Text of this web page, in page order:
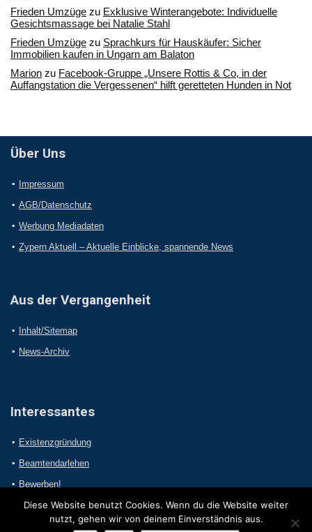
Frieden Umzüge zu Exklusive Winterangebote: Individuelle
Gesichtsmassage bei Natalie Stahl
Frieden Umzüge zu Sprachkurs für Hauskäufer: Sicher
Immobilien kaufen in Ungarn am Balaton
Marion zu Facebook-Gruppe „Unsere Rottis & Co, in der
Auffangstation die Vergessenen“ hilft geretteten Hunden in Not
Über Uns
Impressum
AGB/Datenschutz
Werbung Mediadaten
Zypern Aktuell – Aktuelle Einblicke, spannende News
Aus der Vergangenheit
Inhalt/Sitemap
News-Archiv
Interessantes
Existenzgründung
Beamtendarlehen
Bewerben!
Diese Website benutzt Cookies. Wenn du die Website weiter
nutzt, gehen wir von deinem Einverständnis aus.